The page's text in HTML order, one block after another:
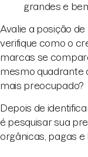
grandes e
Avalie a posição
verifique como o
marcas se
mesmo quadrante
mais preocupado?
Depois de
é pesquisar sua
orgânicas, pagas e